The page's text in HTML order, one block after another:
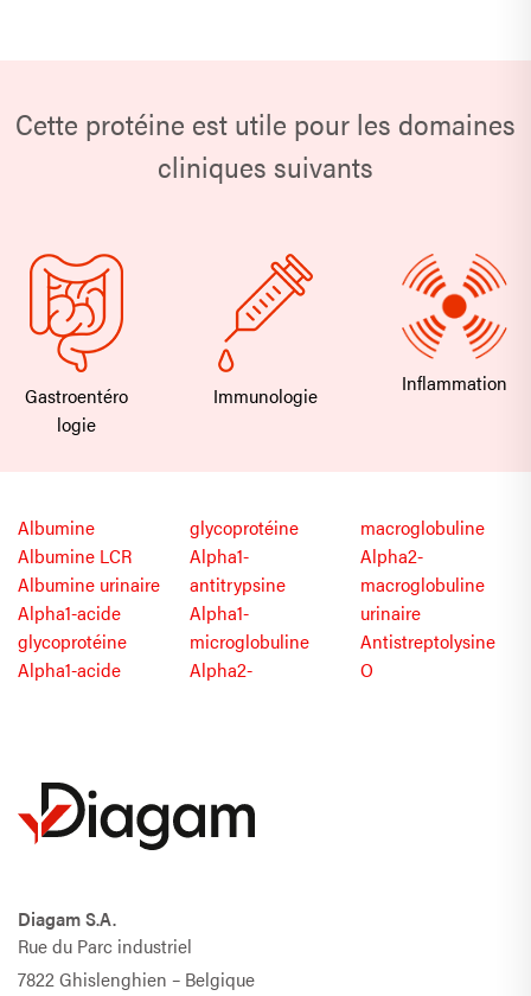
Cette protéine est utile pour les domaines
cliniques suivants
Gastroentéro
logie
Immunologie Inflammation
Albumine
Albumine LCR
Albumine urinaire
Alpha1-acide
glycoprotéine
Alpha1-acide
glycoprotéine
Alpha1-
antitrypsine
Alpha1-
microglobuline
Alpha2-
macroglobuline
Alpha2-
macroglobuline
urinaire
Antistreptolysine
O
Diagam S.A.
Rue du Parc industriel
7822 Ghislenghien – Belgique